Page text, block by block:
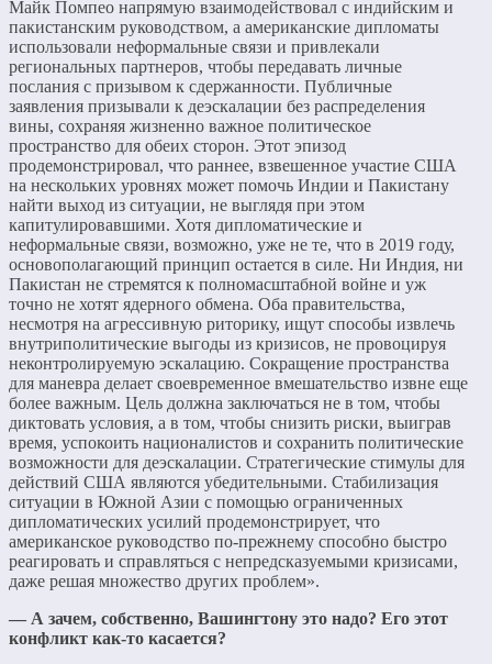
Майк Помпео напрямую взаимодействовал с индийским и
пакистанским руководством, а американские дипломаты
использовали неформальные связи и привлекали
региональных партнеров, чтобы передавать личные
послания с призывом к сдержанности. Публичные
заявления призывали к деэскалации без распределения
вины, сохраняя жизненно важное политическое
пространство для обеих сторон. Этот эпизод
продемонстрировал, что раннее, взвешенное участие США
на нескольких уровнях может помочь Индии и Пакистану
найти выход из ситуации, не выглядя при этом
капитулировавшими. Хотя дипломатические и
неформальные связи, возможно, уже не те, что в 2019 году,
основополагающий принцип остается в силе. Ни Индия, ни
Пакистан не стремятся к полномасштабной войне и уж
точно не хотят ядерного обмена. Оба правительства,
несмотря на агрессивную риторику, ищут способы извлечь
внутриполитические выгоды из кризисов, не провоцируя
неконтролируемую эскалацию. Сокращение пространства
для маневра делает своевременное вмешательство извне еще
более важным. Цель должна заключаться не в том, чтобы
диктовать условия, а в том, чтобы снизить риски, выиграв
время, успокоить националистов и сохранить политические
возможности для деэскалации. Стратегические стимулы для
действий США являются убедительными. Стабилизация
ситуации в Южной Азии с помощью ограниченных
дипломатических усилий продемонстрирует, что
американское руководство по-прежнему способно быстро
реагировать и справляться с непредсказуемыми кризисами,
даже решая множество других проблем».
— А зачем, собственно, Вашингтону это надо? Его этот
конфликт как-то касается?